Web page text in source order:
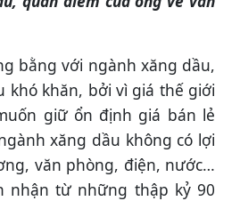
bằng với ngành xăng dầu,
khó khăn, bởi vì giá thế giới
giữ ổn định giá bán lẻ
xăng dầu không có lợi
văn phòng, điện, nước…
nhận từ những thập kỷ 90